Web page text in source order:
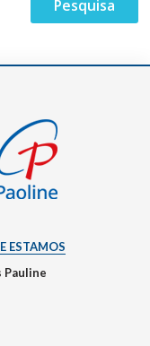
ESTAMOS
Pauline